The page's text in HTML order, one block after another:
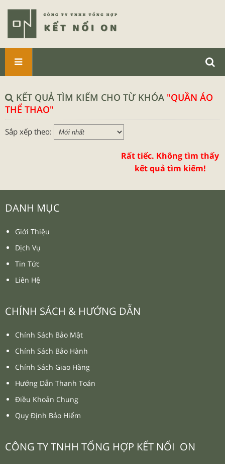
PHẨM
KẾT QUẢ TÌM KIẾM CHO TỪ KHÓA "QUẦN ÁO
THỂ THAO"
Sắp xếp theo:
Rất tiếc. Không tìm thấy
kết quả tìm kiếm!
CÔNG TY TNHH TỔNG HỢP KẾT NỐI ON
DANH MỤC
Giới Thiệu
Dịch Vụ
Tin Tức
Liên Hệ
CHÍNH SÁCH & HƯỚNG DẪN
Chính Sách Bảo Mật
Chính Sách Bảo Hành
Chính Sách Giao Hàng
Hướng Dẫn Thanh Toán
Điều Khoản Chung
Quy Định Bảo Hiểm